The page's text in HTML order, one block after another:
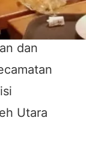
dan
Utara